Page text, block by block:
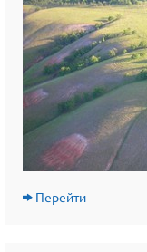
Перейти